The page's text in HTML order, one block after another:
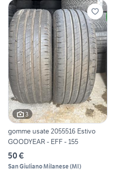
3
gomme usate 2055516 Estivo
GOODYEAR - EFF - 155
50 €
San Giuliano Milanese(MI)